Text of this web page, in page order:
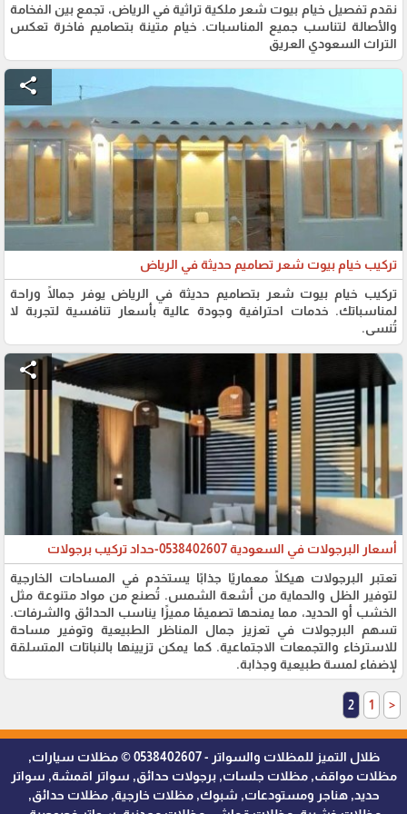
نقدم تفصيل خيام بيوت شعر ملكية تراثية في الرياض، تجمع بين الفخامة
والأصالة لتناسب جميع المناسبات. خيام متينة بتصاميم فاخرة تعكس
التراث السعودي العريق
share
تركيب خيام بيوت شعر تصاميم حديثة في الرياض
تركيب خيام بيوت شعر بتصاميم حديثة في الرياض يوفر جمالًا وراحة
لمناسباتك. خدمات احترافية وجودة عالية بأسعار تنافسية لتجربة لا
تُنسى.
share
أسعار البرجولات في السعودية 0538402607-حداد تركيب برجولات
تعتبر البرجولات هيكلًا معماريًا جذابًا يستخدم في المساحات الخارجية
لتوفير الظل والحماية من أشعة الشمس. تُصنع من مواد متنوعة مثل
الخشب أو الحديد، مما يمنحها تصميمًا مميزًا يناسب الحدائق والشرفات.
تسهم البرجولات في تعزيز جمال المناظر الطبيعية وتوفير مساحة
للاسترخاء والتجمعات الاجتماعية. كما يمكن تزيينها بالنباتات المتسلقة
لإضفاء لمسة طبيعية وجذابة.
<
1
2
ظلال التميز للمظلات والسواتر - 0538402607 © مظلات سيارات,
مظلات مواقف, مظلات جلسات, برجولات حدائق, سواتر اقمشة, سواتر
حديد, هناجر ومستودعات, شبوك, مظلات خارجية, مظلات حدائق,